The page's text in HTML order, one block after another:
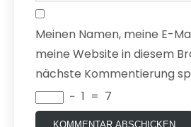
Meinen Namen, meine E-
meine Website in diesem
nächste Kommentierung
− 1 = 7